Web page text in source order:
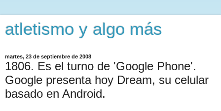
atletismo y algo más
martes, 23 de septiembre de 2008
1806. Es el turno de 'Google Phone'.
Google presenta hoy Dream, su celular
basado en Android.